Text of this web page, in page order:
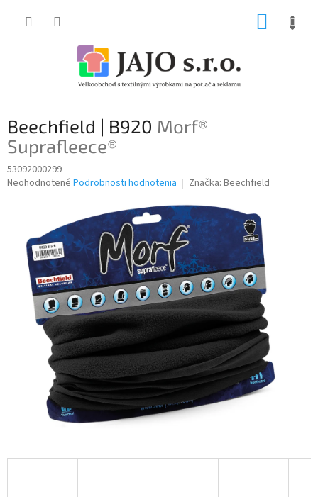
Beechfield | B920 Morf®
Suprafleece®
53092000299
Priemerné
hviezdičiek.
Neohodnotené Podrobnosti hodnotenia Značka: Beechfield